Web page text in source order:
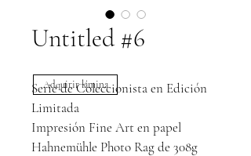
Untitled #6
Serie de Coleccionista en Edición
Limitada
Impresión Fine Art en papel
Hahnemühle Photo Rag de 308g
Adquirir lámina